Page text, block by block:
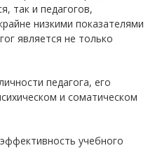
так и педагогов,
низкими показателями
является не только
педагога, его
и соматическом
учебного